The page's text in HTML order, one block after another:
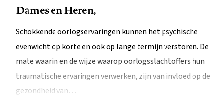
Dames en Heren,
Schokkende oorlogservaringen kunnen het psychische
evenwicht op korte en ook op lange termijn verstoren. De
mate waarin en de wijze waarop oorlogsslachtoffers hun
traumatische ervaringen verwerken, zijn van invloed op de
gezondheid van…